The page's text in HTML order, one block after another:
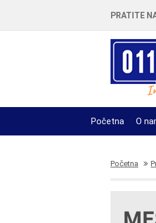
PRATITE
Početna O
Početna